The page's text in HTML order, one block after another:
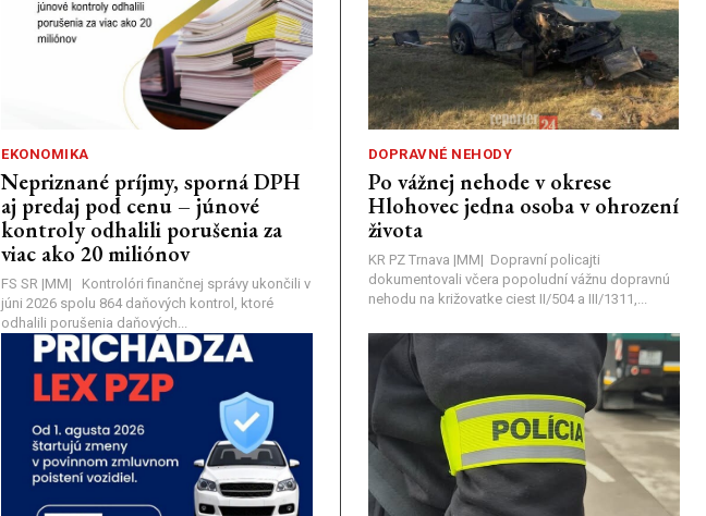
EKONOMIKA
Nepriznané príjmy, sporná DPH
aj predaj pod cenu – júnové
kontroly odhalili porušenia za
viac ako 20 miliónov
FS SR |MM| Kontrolóri finančnej správy ukončili v
júni 2026 spolu 864 daňových kontrol, ktoré
odhalili porušenia daňových...
DOPRAVNÉ NEHODY
Po vážnej nehode v okrese
Hlohovec jedna osoba v ohrození
života
KR PZ Trnava |MM| Dopravní policajti
dokumentovali včera popoludní vážnu dopravnú
nehodu na križovatke ciest II/504 a III/1311,...